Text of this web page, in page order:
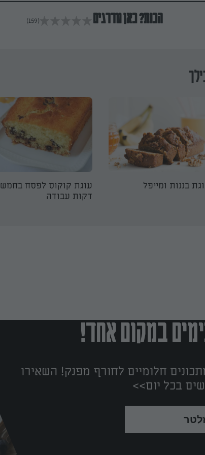
הכנת? כאן מדרגים (159)
בננות ומייפל
עוגת קוקוס לפסח בחמש
דקות עבודה
במקום אחד!
חלומיים לחורף מפנק! השאירו
בכל יום>>